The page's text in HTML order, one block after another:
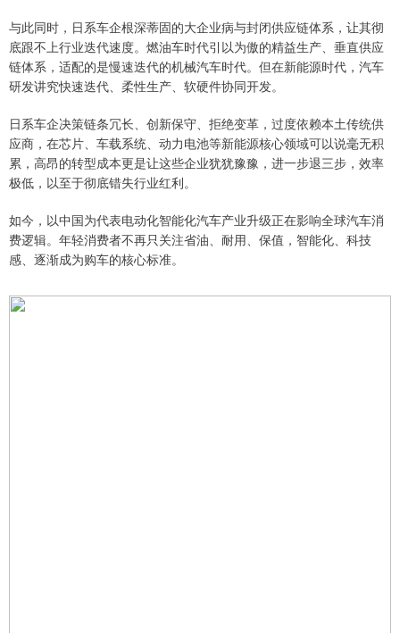
与此同时，日系车企根深蒂固的大企业病与封闭供应链体系，让其彻
底跟不上行业迭代速度。燃油车时代引以为傲的精益生产、垂直供应
链体系，适配的是慢速迭代的机械汽车时代。但在新能源时代，汽车
研发讲究快速迭代、柔性生产、软硬件协同开发。
日系车企决策链条冗长、创新保守、拒绝变革，过度依赖本土传统供
应商，在芯片、车载系统、动力电池等新能源核心领域可以说毫无积
累，高昂的转型成本更是让这些企业犹犹豫豫，进一步退三步，效率
极低，以至于彻底错失行业红利。
如今，以中国为代表电动化智能化汽车产业升级正在影响全球汽车消
费逻辑。年轻消费者不再只关注省油、耐用、保值，智能化、科技
感、逐渐成为购车的核心标准。